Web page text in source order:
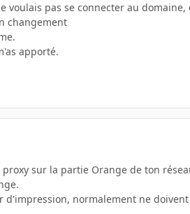
voulais pas se connecter au
changement
apporté.
sur la partie Orange de ton
d'impression, normalement ne